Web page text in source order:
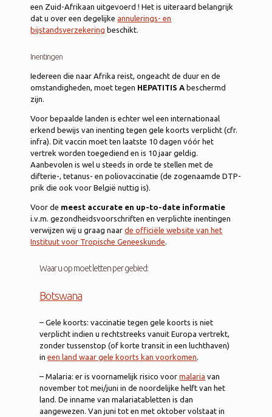
een Zuid-Afrikaan uitgevoerd ! Het is uiteraard belangrijk
dat u over een degelijke annulerings- en
bijstandsverzekering beschikt.
Inentingen
Iedereen die naar Afrika reist, ongeacht de duur en de
omstandigheden, moet tegen HEPATITIS Abeschermd
zijn.
Voor bepaalde landen is echter wel een internationaal
erkend bewijs van inenting tegen gele koorts verplicht (cfr.
infra). Dit vaccin moet ten laatste 10 dagen vóór het
vertrek worden toegediend en is 10 jaar geldig.
Aanbevolen is wel u steeds in orde te stellen met de
difterie-, tetanus- en poliovaccinatie (de zogenaamde DTP-
prik die ook voor België nuttig is).
Voor de meest accurate en up-to-date informatie
i.v.m. gezondheidsvoorschriften en verplichte inentingen
verwijzen wij u graag naarde officiële website van het
Instituut voor Tropische Geneeskunde
Waar u op moet letten per gebied:
Botswana
– Gele koorts: vaccinatie tegen gele koorts is niet
verplicht indien u rechtstreeks vanuit Europa vertrekt,
zonder tussenstop (of korte transit in een luchthaven)
ineen land waar gele koorts kan voorkomen
– Malaria: er is voornamelijk risico voormalaria van
november tot mei/juni in de noordelijke helft van het
land. De inname van malariatabletten is dan
aangewezen. Van juni tot en met oktober volstaat in